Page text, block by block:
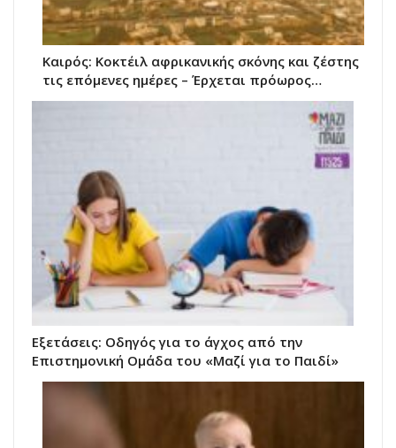
Καιρός: Κοκτέιλ αφρικανικής σκόνης και ζέστης
τις επόμενες ημέρες – Έρχεται πρόωρος…
Εξετάσεις: Οδηγός για το άγχος από την
Επιστημονική Ομάδα του «Μαζί για το Παιδί»